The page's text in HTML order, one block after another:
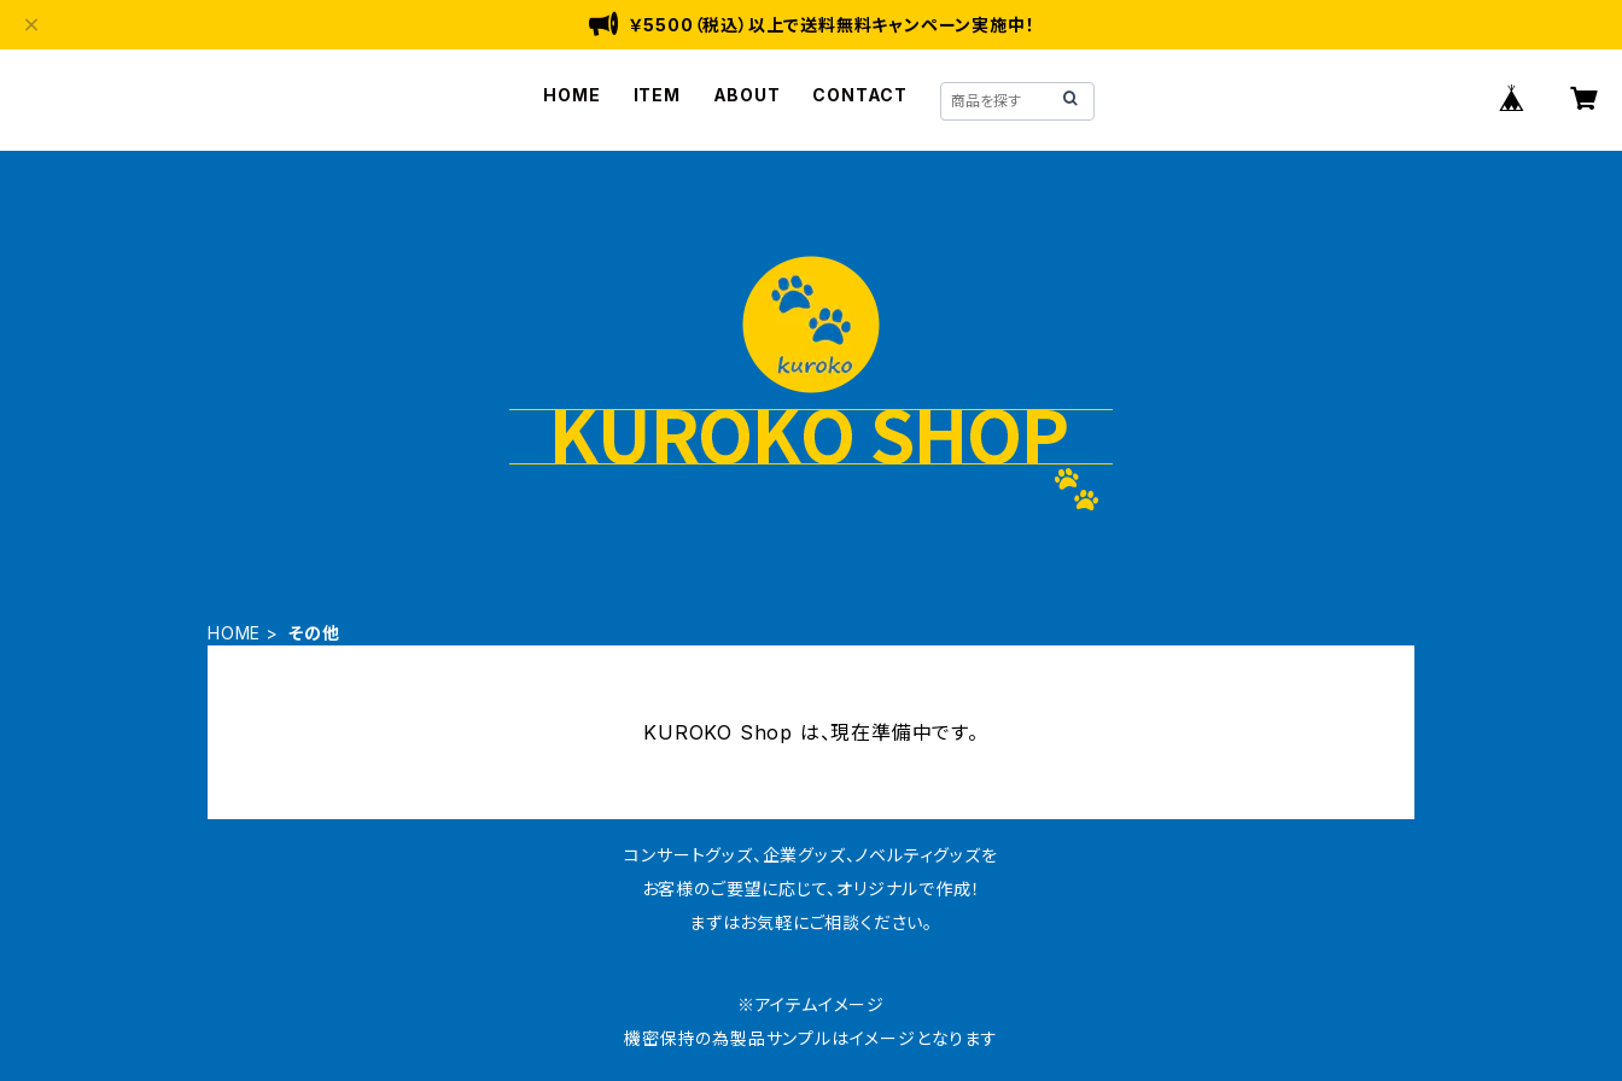
￥5500（税込）以上で送料無料キャンペーン実施中！
HOME ITEM ABOUT CONTACT
HOME その他
KUROKO Shop は、現在準備中です。
コンサートグッズ、企業グッズ、ノベルティグッズを
お客様のご要望に応じて、オリジナルで作成！
まずはお気軽にご相談ください。
※アイテムイメージ
機密保持の為製品サンプルはイメージとなります